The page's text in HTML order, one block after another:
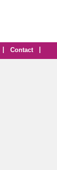
Contact